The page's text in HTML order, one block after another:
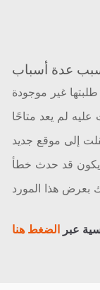
غير موجودة
عليه لم يعد متاحًا
إلى موقع جديد
قد حدث خطأ
بعرض هذا المورد
عبر الضغط هنا